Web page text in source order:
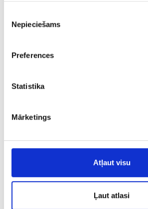
izvēle
Nepieciešams
Preferences
Statistika
Mārketings
Atļaut visu
Ļaut atlasi